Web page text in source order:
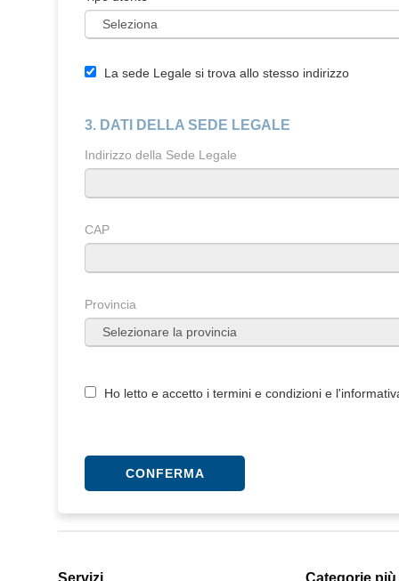
La sede Legale si trova allo stesso indirizzo
3. DATI DELLA SEDE LEGALE
Indirizzo della Sede Legale
CAP
Provincia
Ho letto e accetto i termini e condizioni e l'
Servizi Categorie